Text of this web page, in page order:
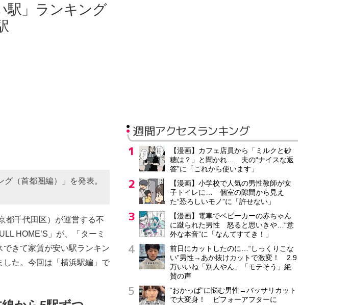
駅」ランキング
（首都圏編）」を発表。
都千代田区）が運営する不
HOME’S」が、「ターミ
きて家賃が安い駅ランキン
た。今回は「横浜駅編」で
週間アクセスランキング
【漫画】カフェ店員から「ミルクと砂
糖は？」と聞かれ… 夫の“ナイスな返
答”に「これから使います」
【漫画】小学校で人気の男性教師が女
子トイレに… 個室の隙間から見え
た“恐ろしいモノ”に「許せない」
【漫画】電車でベビーカーの赤ちゃん
に蹴られた男性 怒ると思いきや…“意
外な本音”に「なんてすてき！」
前日にカットしたのに…“しっくりこな
い”男性→あか抜けカットで激変！ 2.9
万いいね「別人やん」「モテそう」絶
賛の声
“おかっぱ”に悩む男性→バッサリカット
で大変身！ ビフォーアフターに